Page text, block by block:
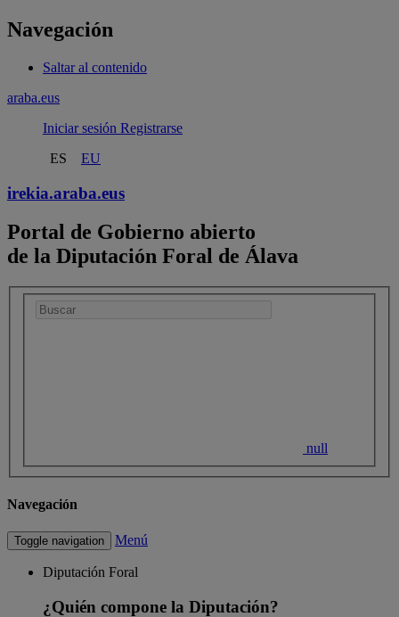
Navegación
Saltar al contenido
araba.eus
Iniciar sesión Registrarse
ES
EU
irekia.araba.eus
Portal de Gobierno abierto
de la Diputación Foral de Álava
null
Navegación
Toggle navigation Menú
Diputación Foral
¿Quién compone la Diputación?